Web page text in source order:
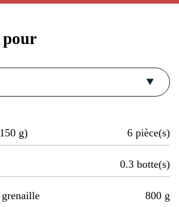
pour
g) 6 pièce(s)
0.3 botte(s)
800 g